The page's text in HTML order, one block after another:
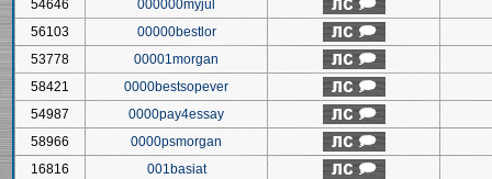
54646
000000myjul
56103
00000bestlor
53778
00001morgan
58421
0000bestsopever
54987
0000pay4essay
58966
0000psmorgan
16816
001basiat